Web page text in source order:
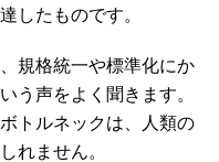
したものです。
規格統一や標準化にか
う声をよく聞きます。
トルネックは、人類の
れません。